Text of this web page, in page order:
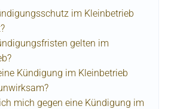
im Kleinbetrieb
gelten im
Kündigung im Kleinbetrieb
mich gegen eine Kündigung im